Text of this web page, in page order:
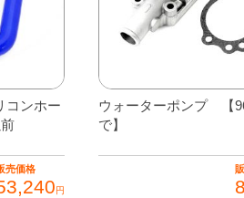
コンホー
売価格
円
ウォーターポンプ 【
で】